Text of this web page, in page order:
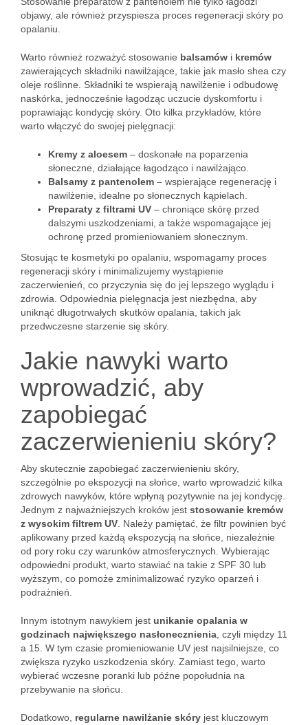
objawy, ale również przyspiesza proces regeneracji skóry po
opalaniu.
Warto również rozważyć stosowanie balsamów i kremów
zawierających składniki nawilżające, takie jak masło shea czy
oleje roślinne. Składniki te wspierają nawilżenie i odbudowę
naskórka, jednocześnie łagodząc uczucie dyskomfortu i
poprawiając kondycję skóry. Oto kilka przykładów, które
warto włączyć do swojej pielęgnacji:
Kremy z aloesem – doskonałe na poparzenia
słoneczne, działające łagodząco i nawilżająco.
Balsamy z pantenolem – wspierające regenerację i
nawilżenie, idealne po słonecznych kąpielach.
Preparaty z filtrami UV – chroniące skórę przed
dalszymi uszkodzeniami, a także wspomagające jej
ochronę przed promieniowaniem słonecznym.
Stosując te kosmetyki po opalaniu, wspomagamy proces
regeneracji skóry i minimalizujemy wystąpienie
zaczerwienień, co przyczynia się do jej lepszego wyglądu i
zdrowia. Odpowiednia pielęgnacja jest niezbędna, aby
uniknąć długotrwałych skutków opalania, takich jak
przedwczesne starzenie się skóry.
Jakie nawyki warto
wprowadzić, aby
zapobiegać
zaczerwienieniu skóry?
Aby skutecznie zapobiegać zaczerwienieniu skóry,
szczególnie po ekspozycji na słońce, warto wprowadzić kilka
zdrowych nawyków, które wpłyną pozytywnie na jej kondycję.
Jednym z najważniejszych kroków jest stosowanie kremów
z wysokim filtrem UV . Należy pamiętać, że filtr powinien być
aplikowany przed każdą ekspozycją na słońce, niezależnie
od pory roku czy warunków atmosferycznych. Wybierając
odpowiedni produkt, warto stawiać na takie z SPF 30 lub
wyższym, co pomoże zminimalizować ryzyko oparzeń i
podrażnień.
Innym istotnym nawykiem jest unikanie opalania w
godzinach największego nasłonecznienia , czyli między 11
a 15. W tym czasie promieniowanie UV jest najsilniejsze, co
zwiększa ryzyko uszkodzenia skóry. Zamiast tego, warto
wybierać wczesne poranki lub późne popołudnia na
przebywanie na słońcu.
Dodatkowo, regularne nawilżanie skóry jest kluczowym